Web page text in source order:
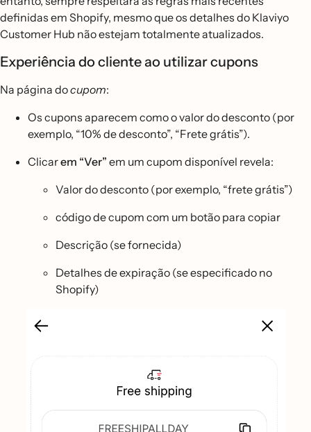
definidas em Shopify, mesmo que os detalhes do Klaviyo
Customer Hub não estejam totalmente atualizados.
Experiência do cliente ao utilizar cupons
Na página docupom:
Os cupons aparecem como o valor do desconto (por
exemplo, “10% de desconto”, “Frete grátis”).
Clicarem “Ver” em um cupom disponível revela:
Valor do desconto (por exemplo, “frete grátis”)
código de cupom com um botão para copiar
Descrição (se fornecida)
Detalhes de expiração (se especificado no
Shopify)